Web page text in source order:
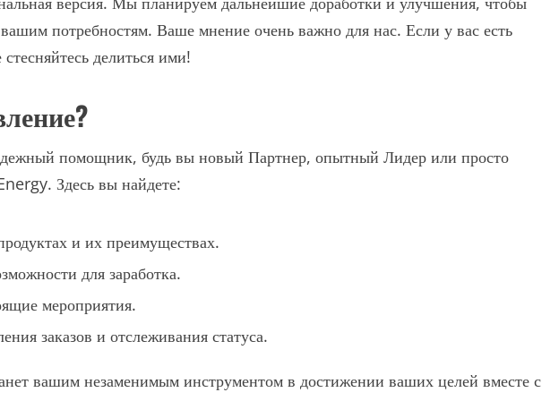
потребностям. Ваше мнение очень важно для нас. Если у вас есть
делиться ими!
помощник, будь вы новый Партнер, опытный Лидер или просто
Здесь вы найдете:
и их преимуществах.
для заработка.
мероприятия.
заказов и отслеживания статуса.
вашим незаменимым инструментом в достижении ваших целей вместе с